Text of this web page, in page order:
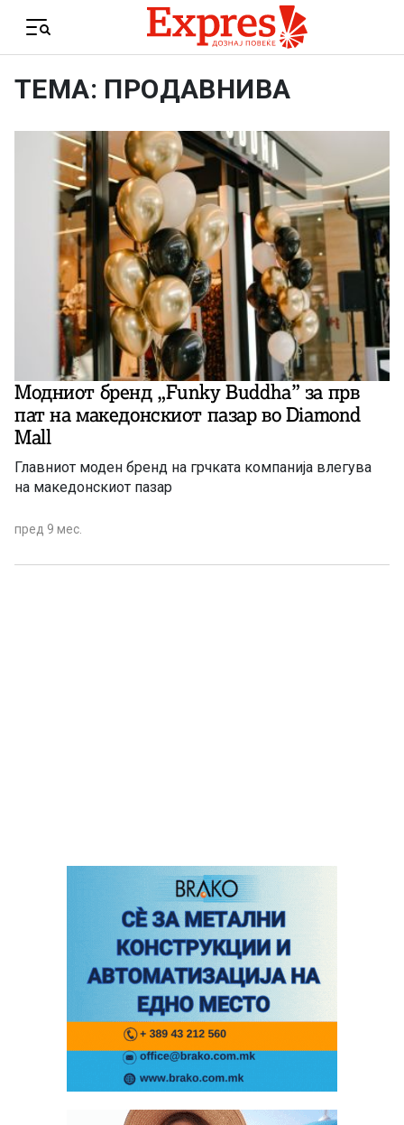
Menu
ТЕМА: ПРОДАВНИВА
Модниот бренд „Funky Buddha” за прв
пат на македонскиот пазар во Diamond
Mall
Главниот моден бренд на грчката компанија влегува
на македонскиот пазар
пред 9 мес.